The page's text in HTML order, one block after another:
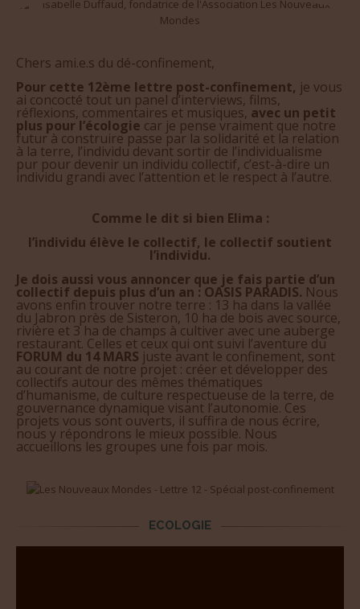
Chers ami.e.s du dé-confinement,
Pour cette 12ème lettre post-confinement, je vous
ai concocté tout un panel d’interviews, films,
réflexions, commentaires et musiques, avec un petit
plus pour l’écologie car je pense vraiment que notre
futur à construire passe par la solidarité et la relation
à la terre, l’individu devant sortir de l’individualisme
pur pour devenir un individu collectif, c’est-à-dire un
individu grandi avec l’attention et le respect à l’autre.
Comme le dit si bien Elima :
l’individu élève le collectif, le collectif soutient
l’individu.
Je dois aussi vous annoncer que je fais partie d’un
collectif depuis plus d’un an : OASIS PARADIS. Nous
avons enfin trouver notre terre : 13 ha dans la vallée
du Jabron près de Sisteron, 10 ha de bois avec source,
rivière et 3 ha de champs à cultiver avec une auberge
restaurant. Celles et ceux qui ont suivi l’aventure du
FORUM du 14 MARS juste avant le confinement, sont
au courant de notre projet : créer et développer des
collectifs autour des mêmes thématiques
d’humanisme, de culture respectueuse de la terre, de
gouvernance dynamique visant l’autonomie. Ces
projets vous sont ouverts, il suffira de nous écrire,
nous y répondrons le mieux possible. Nous
accueillons les groupes une fois par mois.
ECOLOGIE